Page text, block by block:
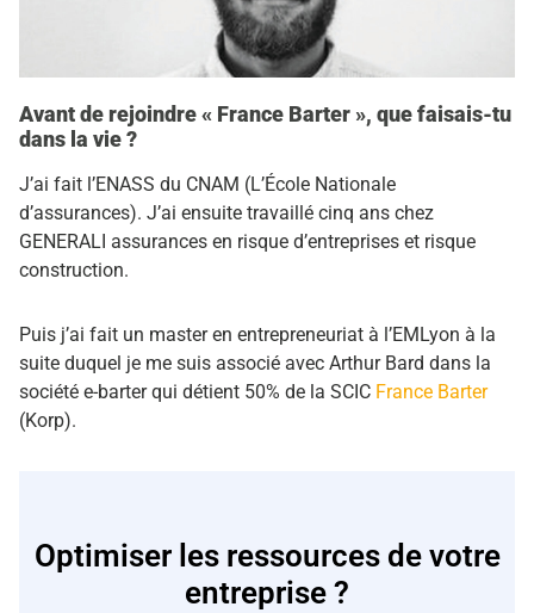
Avant de rejoindre « France Barter », que faisais-tu
dans la vie ?
J’ai fait l’ENASS du CNAM (L’École Nationale
d’assurances). J’ai ensuite travaillé cinq ans chez
GENERALI assurances en risque d’entreprises et risque
construction.
Puis j’ai fait un master en entrepreneuriat à l’EMLyon à la
suite duquel je me suis associé avec Arthur Bard dans la
société e-barter qui détient 50% de la SCIC France Barter
(Korp).
Optimiser les ressources de votre
entreprise ?